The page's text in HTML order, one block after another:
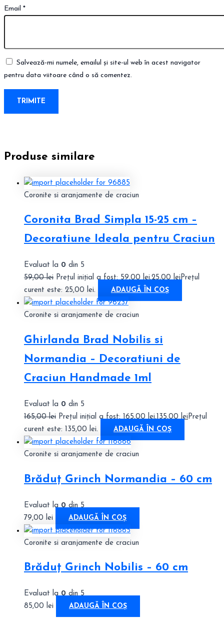
Email *
Salvează-mi numele, emailul și site-ul web în acest navigator
pentru data viitoare când o să comentez.
Produse similare
Coronite si aranjamente de craciun
Coronita Brad Simpla 15-25 cm –
Decoratiune Ideala pentru Craciun
Evaluat la 0 din 5
59,00lei Prețul inițial a fost: 59,00 lei.25,00leiPrețul
curent este: 25,00 lei.
ADAUGĂ ÎN COȘ
Coronite si aranjamente de craciun
Ghirlanda Brad Nobilis si
Normandia – Decoratiuni de
Craciun Handmade 1ml
Evaluat la 0 din 5
165,00lei Prețul inițial a fost: 165,00 lei.135,00leiPrețul
curent este: 135,00 lei.
ADAUGĂ ÎN COȘ
Coronite si aranjamente de craciun
Brăduț Grinch Normandia – 60 cm
Evaluat la 0 din 5
79,00 lei ADAUGĂ ÎN COȘ
Coronite si aranjamente de craciun
Brăduț Grinch Nobilis – 60 cm
Evaluat la0din 5
85,00 lei ADAUGĂ ÎN COȘ